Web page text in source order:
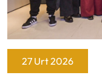
27 Urt 2026